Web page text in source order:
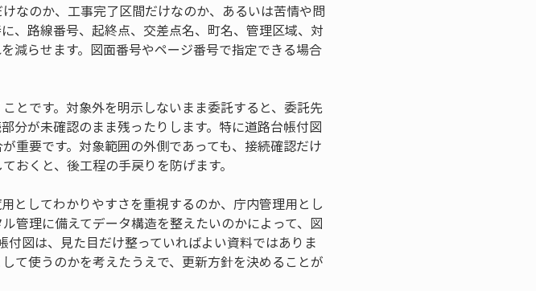
なのか、工事完了区間だけなのか、あるいは苦情や問
、路線番号、起終点、交差点名、町名、管理区域、対
減らせます。図面番号やページ番号で指定できる場合
とです。対象外を明示しないまま委託すると、委託先
分が未確認のまま残ったりします。特に道路台帳付図
重要です。対象範囲の外側であっても、接続確認だけ
おくと、後工程の手戻りを防げます。
としてわかりやすさを重視するのか、庁内管理用とし
管理に備えてデータ構造を整えたいのかによって、図
図は、見た目だけ整っていればよい資料ではありま
て使うのかを考えたうえで、更新方針を決めることが